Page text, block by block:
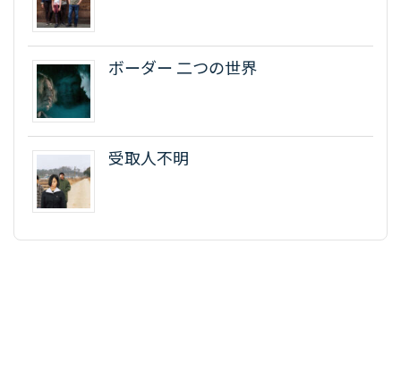
ボーダー 二つの世界
受取人不明